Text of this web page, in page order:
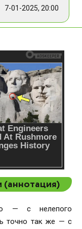
7-01-2025, 20:00
(аннотация)
— с нелепого
точно так же — с